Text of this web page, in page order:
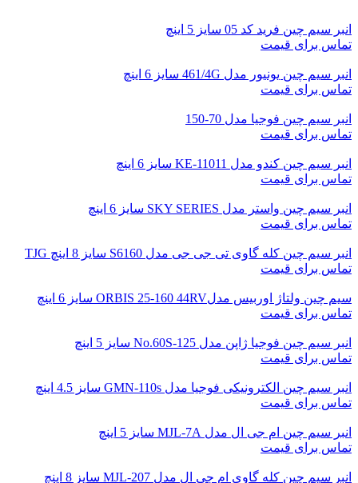
انبر سیم چین فرید کد 05 سایز 5 اینچ
تماس برای قیمت
انبر سیم چین یونیور مدل 461/4G سایز 6 اینچ
تماس برای قیمت
انبر سیم چین فوجیا مدل 70-150
تماس برای قیمت
انبر سیم چین کندو مدل KE-11011 سایز 6 اینچ
تماس برای قیمت
انبر سیم چین واستر مدل SKY SERIES سایز 6 اینچ
تماس برای قیمت
انبر سیم چین کله گاوی تی جی جی مدل S6160 سایز 8 اینچ TJG
تماس برای قیمت
سیم چین ولتاژ اوربیس مدلORBIS 25-160 44RV سایز 6 اینچ
تماس برای قیمت
انبر سیم چین فوجیا ژاپن مدل No.60S-125 سایز 5 اینچ
تماس برای قیمت
انبر سیم چین الکترونیکی فوجیا مدل GMN-110s سایز 4.5 اینچ
تماس برای قیمت
انبر سیم چین ام جی ال مدل MJL-7A سایز 5 اینچ
تماس برای قیمت
انبر سیم چین کله گاوی ام جی ال مدل MJL-207 سایز 8 اینچ